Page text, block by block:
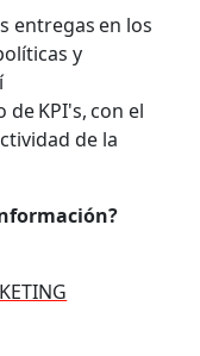
entregas en los
y
KPI's, con el
de la